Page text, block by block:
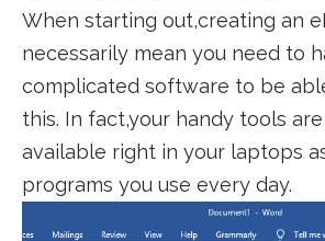
When starting out,creating an
necessarily mean you need to
complicated software to be
this. In fact,your handy tools
available right in your laptops
programs you use every day.